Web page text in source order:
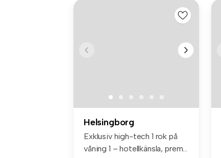
Helsingborg
Exklusiv high-tech 1 rok på
våning 1 – hotellkänsla, prem...